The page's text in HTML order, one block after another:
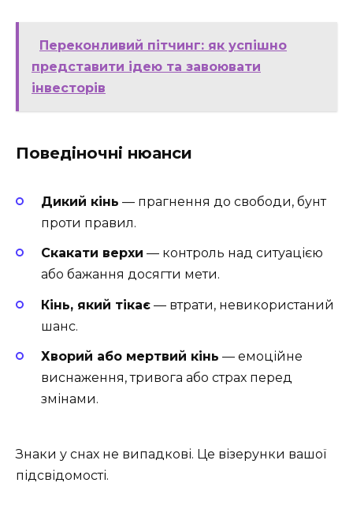
Переконливий пітчинг: як успішно
представити ідею та завоювати
інвесторів
Поведіночні нюанси
Дикий кінь — прагнення до свободи, бунт
проти правил.
Скакати верхи — контроль над ситуацією
або бажання досягти мети.
Кінь, який тікає — втрати, невикористаний
шанс.
Хворий або мертвий кінь — емоційне
виснаження, тривога або страх перед
змінами.
Знаки у снах не випадкові. Це візерунки вашої
підсвідомості.